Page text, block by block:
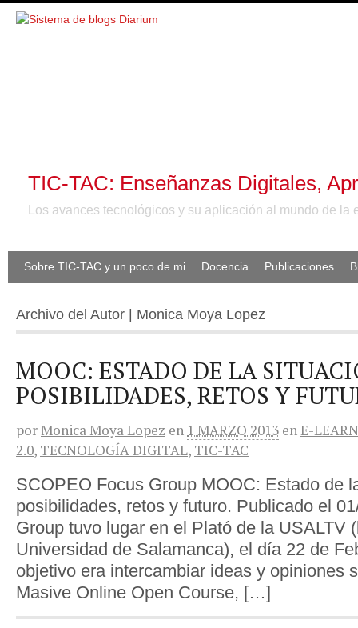
TIC-TAC: Enseñanzas Digitales,
Los avances tecnológicos y su aplicación al mundo de la
Sobre TIC-TAC y un poco de mi Docencia Publicaciones
Archivo del Autor | Monica Moya Lopez
MOOC: ESTADO DE LA
POSIBILIDADES, RETOS Y
por Monica Moya Lopez en 1 MARZO 2013 enE-
2.0, TECNOLOGÍA DIGITAL, TIC-TAC
SCOPEO Focus Group MOOC: Estado de
posibilidades, retos y futuro. Publicado el
Group tuvo lugar en el Plató de la USALTV
Universidad de Salamanca), el día 22 de
objetivo era intercambiar ideas y opiniones
Masive Online Open Course, […]